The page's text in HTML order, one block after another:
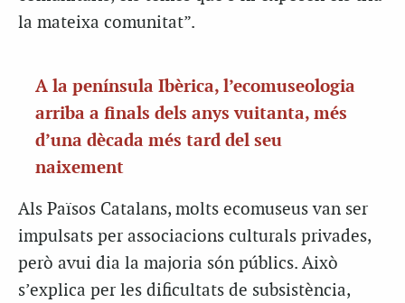
la mateixa comunitat”.
A la península Ibèrica, l’ecomuseologia
arriba a finals dels anys vuitanta, més
d’una dècada més tard del seu
naixement
Als Països Catalans, molts ecomuseus van ser
impulsats per associacions culturals privades,
però avui dia la majoria són públics. Això
s’explica per les dificultats de subsistència,